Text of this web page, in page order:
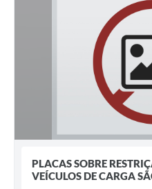
PLACAS SOBRE
VEÍCULOS DE CARGA